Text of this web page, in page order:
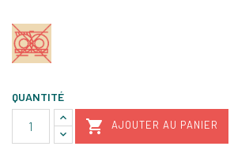
QUANTITÉ
 AJOUTER AU PANIER